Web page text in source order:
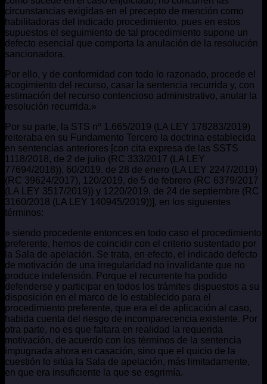
circunstancias exigidas en el precepto de mención como
habilitadoras del indicado procedimiento, pues en estos
supuestos el seguimiento de tal procedimiento supone un
defecto esencial que comporta la anulación de la resolución
sancionadora.
Por ello, y de conformidad con todo lo razonado, procede el
acogimiento del recurso, casar la sentencia recurrida y, con
estimación del recurso contencioso administrativo, anular la
resolución recurrida.»
Por su parte, la STS nº 1.665/2019 (LA LEY 178283/2019)
reiteraba en su Fundamento Tercero la doctrina establecida
en sentencias anteriores [con cita expresa de las SSTS
1118/2018, de 2 de julio (RC 333/2017 (LA LEY
77694/2018)), 60/2019, de 28 de enero (LA LEY 2247/2019)
(RC 39624/2017), 120/2019, de 5 de febrero (RC 6379/2017
(LA LEY 3517/2019)) y 1220/2019, de 24 de septiembre (RC
3160/2018 (LA LEY 140945/2019))], en los siguientes
términos:
» siendo procedente entonces en todo caso el procedimiento
preferente, hemos de coincidir con el criterio sustentado por
la Sala de apelación. Se trata, en efecto, el indicado defecto
de motivación de una irregularidad no invalidante que no
produce indefensión. Porque el recurrente ha podido
defenderse y participar en todos los trámites dispuestos a su
disposición en el marco de lo establecido para el
procedimiento preferente, que era el de aplicación al caso,
habida cuenta del riesgo de incomparecencia existente. Por
otra parte, no es que faltara en realidad la requerida
motivación, de acuerdo con los términos de la sentencia
impugnada ahora en casación, sino que el quicio de la
cuestión lo sitúa la Sala de apelación, más limitadamente,
en que era insuficiente la que se esgrimía.